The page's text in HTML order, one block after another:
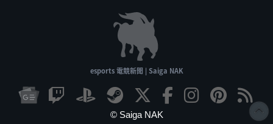
esports 電競新聞 | Saiga NAK
© Saiga NAK